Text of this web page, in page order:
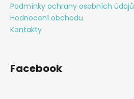
Podmínky ochrany osobních údajů
Hodnocení obchodu
Kontakty
Facebook